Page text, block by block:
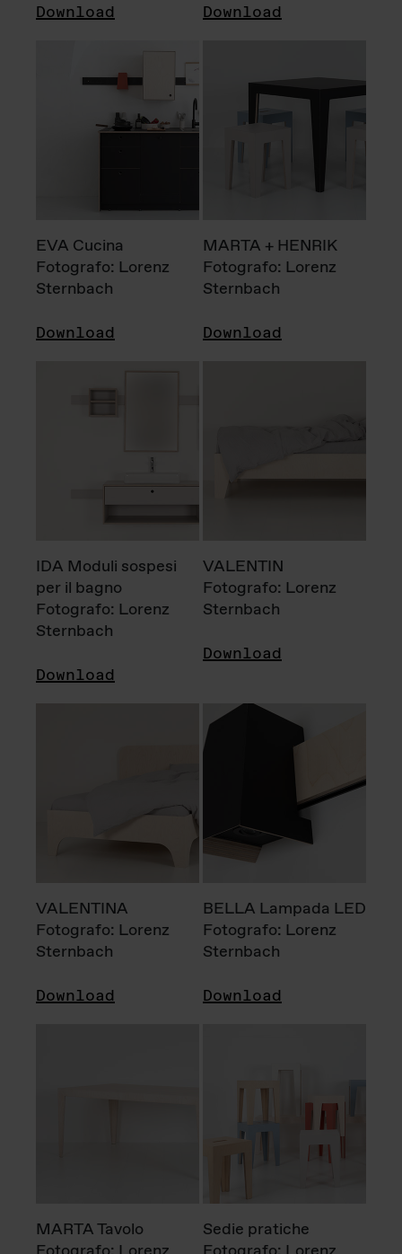
Download Download
EVA Cucina
Fotografo: Lorenz
Sternbach
Download
MARTA + HENRIK
Fotografo: Lorenz
Sternbach
Download
IDA Moduli sospesi
per il bagno
Fotografo: Lorenz
Sternbach
Download
VALENTIN
Fotografo: Lorenz
Sternbach
Download
VALENTINA
Fotografo: Lorenz
Sternbach
Download
BELLA Lampada LED
Fotografo: Lorenz
Sternbach
Download
MARTA Tavolo
Sedie pratiche